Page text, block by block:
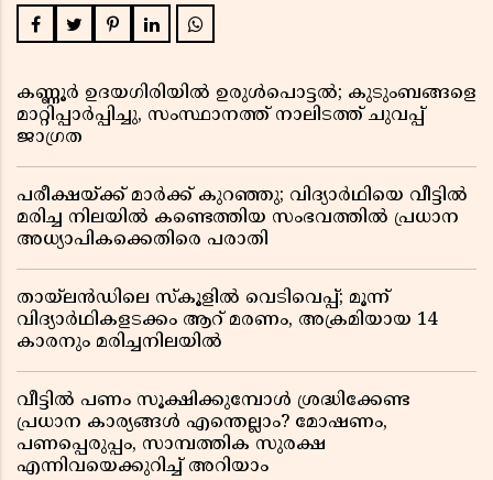
കണ്ണൂർ ഉദയഗിരിയിൽ ഉരുൾപൊട്ടൽ; കുടുംബങ്ങളെ
മാറ്റിപ്പാർപ്പിച്ചു, സംസ്ഥാനത്ത് നാലിടത്ത് ചുവപ്പ്
ജാഗ്രത
പരീക്ഷയ്ക്ക് മാർക്ക് കുറഞ്ഞു; വിദ്യാർഥിയെ വീട്ടിൽ
മരിച്ച നിലയിൽ കണ്ടെത്തിയ സംഭവത്തിൽ പ്രധാന
അധ്യാപികക്കെതിരെ പരാതി
തായ്‌ലൻഡിലെ സ്‌കൂളിൽ വെടിവെപ്പ്; മൂന്ന്
വിദ്യാർഥികളടക്കം ആറ് മരണം, അക്രമിയായ 14
കാരനും മരിച്ചനിലയിൽ
വീട്ടിൽ പണം സൂക്ഷിക്കുമ്പോൾ ശ്രദ്ധിക്കേണ്ട
പ്രധാന കാര്യങ്ങൾ എന്തെല്ലാം? മോഷണം,
പണപ്പെരുപ്പം, സാമ്പത്തിക സുരക്ഷ
എന്നിവയെക്കുറിച്ച് അറിയാം